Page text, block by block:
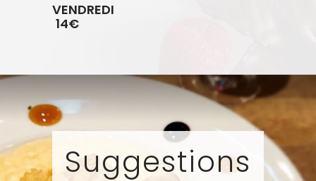
VENDREDI
14€
Suggestions